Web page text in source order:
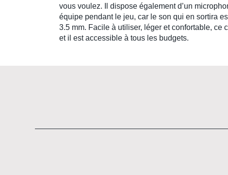
vous voulez. Il dispose également d’un
équipe pendant le jeu, car le son qui en sortira
3.5 mm. Facile à utiliser, léger et confortable,
et il est accessible à tous les budgets.